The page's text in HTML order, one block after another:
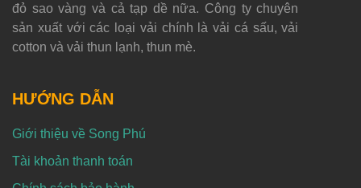
đỏ sao vàng và cả tạp dề nữa. Công ty chuyên
sản xuất với các loại vải chính là vải cá sấu, vải
cotton và vải thun lạnh, thun mè.
HƯỚNG DẪN
Giới thiệu về Song Phú
Tài khoản thanh toán